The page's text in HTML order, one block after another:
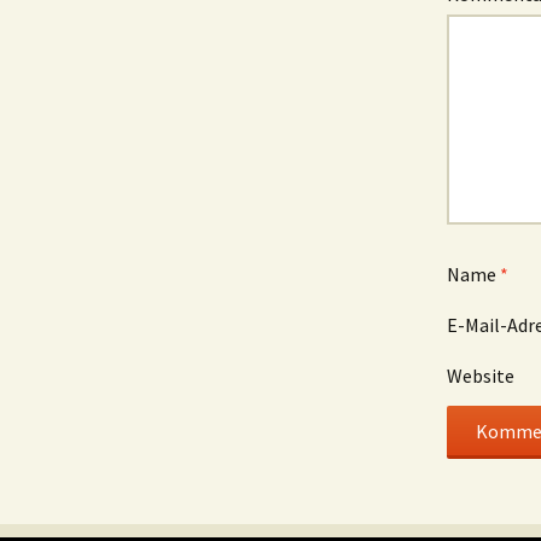
Name *
E-Mail-
Website